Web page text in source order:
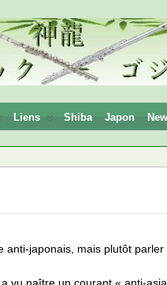
Liens Shiba Japon
japonais, mais plutôt parler